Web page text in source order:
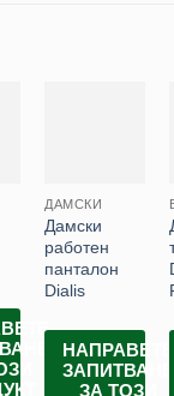
ДАМСКИ
Дамски
работен
панталон
Dialis
НАПРАВЕТЕ
ЗАПИТВАНЕ
ЗА ТОЗИ